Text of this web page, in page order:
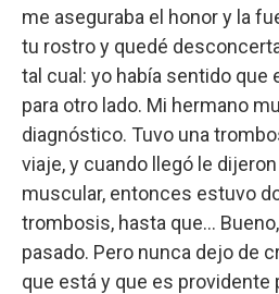
me aseguraba el honor y la
tu rostro y quedé
tal cual: yo había sentido que
para otro lado. Mi hermano
diagnóstico. Tuvo una
viaje, y cuando llegó le
muscular, entonces estuvo
trombosis, hasta que…
pasado. Pero nunca dejo de
que está y que es providente